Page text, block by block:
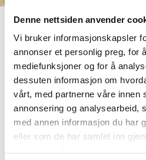
Denne nettsiden anvender
Vi bruker informasjonskapsler
annonser et personlig preg, for
mediefunksjoner og for å
dessuten informasjon om
vårt, med partnerne våre innen
annonsering og analysearbeid,
med annen informasjon du har
eller som de har samlet inn
Priser
Vaksine mot
Vaksine mot chukungunya/
Vimkunya